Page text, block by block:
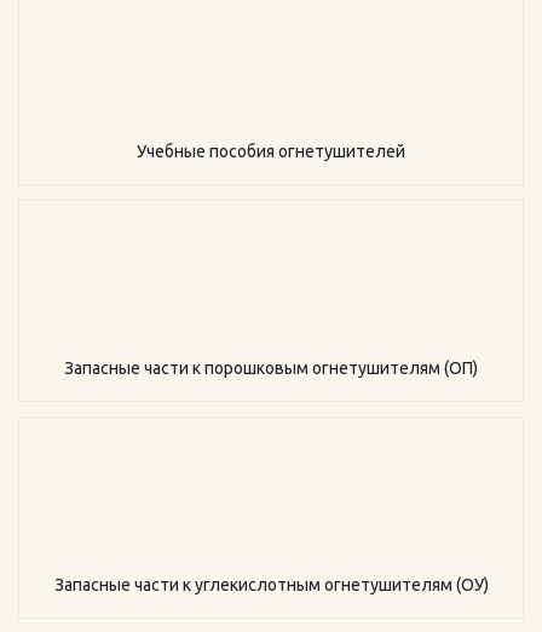
Учебные пособия огнетушителей
Запасные части к порошковым огнетушителям (ОП)
Запасные части к углекислотным огнетушителям (ОУ)